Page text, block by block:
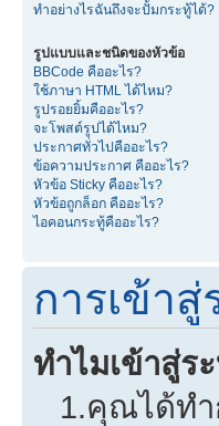
ทำอย่างไรฉันถึงจะปั้มกระทู้ได้?
รูปแบบและชนิดของหัวข้อ
BBCode คืออะไร?
ใช้ภาษา HTML ได้ไหม?
รูปรอยยิ้มคืออะไร?
จะโพสต์รูปได้ไหม?
ประกาศทั่วไปคืออะไร?
ข้อความประกาศ คืออะไร?
หัวข้อ Sticky คืออะไร?
หัวข้อถูกล็อก คืออะไร?
ไอคอนกระทู้คืออะไร?
การเข้า
ทำไมเข้าสู่ร
1.คุณได้ทำ